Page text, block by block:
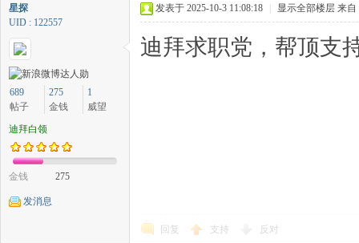
星探
UID : 122557
689
帖子
275
金钱
1
威望
迪拜白领
金钱 275
发消息
发表于 2025-10-3 11:08:18 显示全部楼层 来自
迪拜求职党，帮顶支
回复 支持 反对